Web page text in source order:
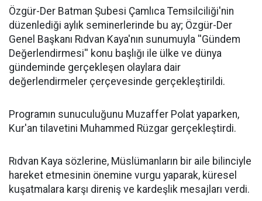
​Özgür-Der Batman Şubesi Çamlıca Temsilciliği'nin
düzenlediği aylık seminerlerinde bu ay; Özgür-Der
Genel Başkanı Rıdvan Kaya'nın sunumuyla ''Gündem
Değerlendirmesi'' konu başlığı ile ülke ve dünya
gündeminde gerçekleşen olaylara dair
değerlendirmeler çerçevesinde gerçekleştirildi.
Programın sunuculuğunu Muzaffer Polat yaparken,
Kur'an tilavetini Muhammed Rüzgar gerçekleştirdi.
Rıdvan Kaya sözlerine, Müslümanların bir aile bilinciyle
hareket etmesinin önemine vurgu yaparak, küresel
kuşatmalara karşı direniş ve kardeşlik mesajları verdi.